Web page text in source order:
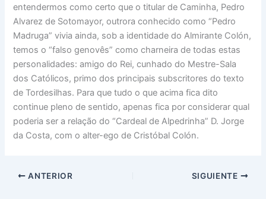
entendermos como certo que o titular de Caminha, Pedro
Alvarez de Sotomayor, outrora conhecido como “Pedro
Madruga” vivia ainda, sob a identidade do Almirante Colón,
temos o “falso genovês” como charneira de todas estas
personalidades: amigo do Rei, cunhado do Mestre-Sala
dos Católicos, primo dos principais subscritores do texto
de Tordesilhas. Para que tudo o que acima fica dito
continue pleno de sentido, apenas fica por considerar qual
poderia ser a relação do “Cardeal de Alpedrinha” D. Jorge
da Costa, com o alter-ego de Cristóbal Colón.
ANTERIOR SIGUIENTE